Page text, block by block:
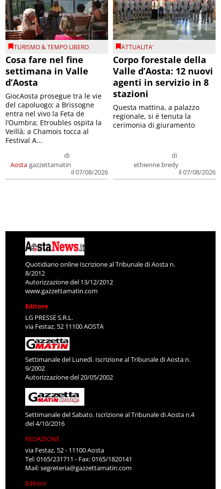
TURISMO & TEMPO LIBERO
Cosa fare nel fine
settimana in Valle
d’Aosta
Aosta
di
gazzettamatin
il 07/08/2026
GiocAosta prosegue tra le vie
del capoluogo; a Brissogne
entra nel vivo la Feta de
l’Oumbra; Etroubles ospita la
Veillà; a Chamois tocca al
Festival A...
ATTUALITA'
Corpo forestale della
Valle d’Aosta: 12 nuovi
agenti in servizio in 8
stazioni
di
ethienne bredy
il 07/08/2026
Questa mattina, a palazzo
regionale, si è tenuta la
cerimonia di giuramento
Quotidiano online Iscrizione al Tribunale di Aosta n.
8/2012
Autorizzazione del 13/12/2012
www.gazzettamatin.com
Editore
LG PRESSE S.R.L.
via Festaz, 52 11100 AOSTA
Settimanale del Lunedì. Iscrizione al Tribunale di Aosta n.
9/2002
Autorizzazione del 20/05/2002
Settimanale del Sabato. Iscrizione al Tribunale di Aosta n.4
del 4/10/2016
REDAZIONE
via Festaz, 52 - 11100 Aosta
Tel: 0165/231711 - Fax: 0165/1820141
Mail:segreteria@gazzettamatin.com
Editore